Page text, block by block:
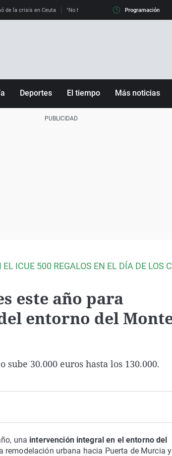
de la crisis en Ceuta "No hay mafias, que no nos engañen":
Programación
Deportes El tiempo Más noticias
Elecciones
ICUE 500 REGALOS EN EL DÍA DE LOS
este año para
entorno del
30.000 euros hasta los 130.000.
una intervención integral en el entorno del
remodelación urbana hacia Puerta de Murcia